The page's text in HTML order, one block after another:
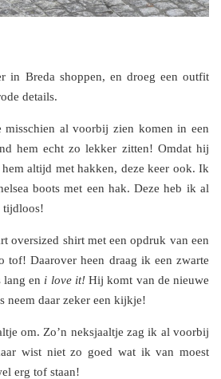
in Breda shoppen, en droeg een outfit
details.
misschien al voorbij zien komen in een
hem echt zo lekker zitten! Omdat hij
altijd met hakken, deze keer ook. Ik
boots met een hak. Deze heb ik al
tijdloos!
oversized shirt met een opdruk van een
tof! Daarover heen draag ik een zwarte
lang en i love it!Hij komt van de nieuwe
neem daar zeker een kijkje!
om. Zo’n neksjaaltje zag ik al voorbij
wist niet zo goed wat ik van moest
erg tof staan!